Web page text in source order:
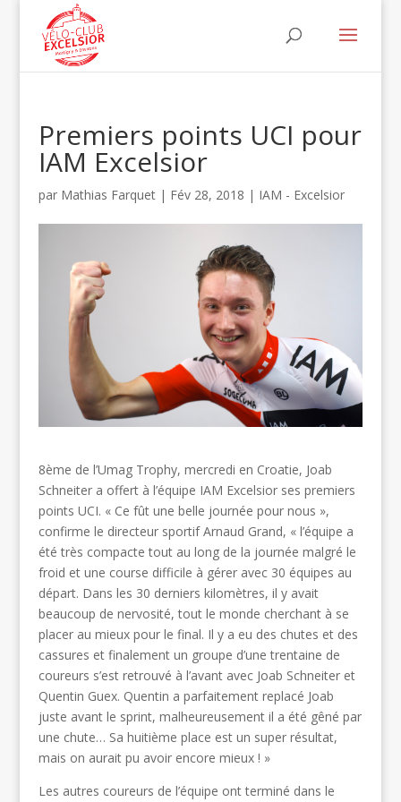
Premiers points UCI pour
IAM Excelsior
par Mathias Farquet| Fév 28, 2018 | IAM - Excelsior
8ème de l’Umag Trophy, mercredi en Croatie, Joab
Schneiter a offert à l’équipe IAM Excelsior ses premiers
points UCI. « Ce fût une belle journée pour nous »,
confirme le directeur sportif Arnaud Grand, « l’équipe a
été très compacte tout au long de la journée malgré le
froid et une course difficile à gérer avec 30 équipes au
départ. Dans les 30 derniers kilomètres, il y avait
beaucoup de nervosité, tout le monde cherchant à se
placer au mieux pour le final. Il y a eu des chutes et des
cassures et finalement un groupe d’une trentaine de
coureurs s’est retrouvé à l’avant avec Joab Schneiter et
Quentin Guex. Quentin a parfaitement replacé Joab
juste avant le sprint, malheureusement il a été gêné par
une chute… Sa huitième place est un super résultat,
mais on aurait pu avoir encore mieux ! »
Les autres coureurs de l’équipe ont terminé dans le